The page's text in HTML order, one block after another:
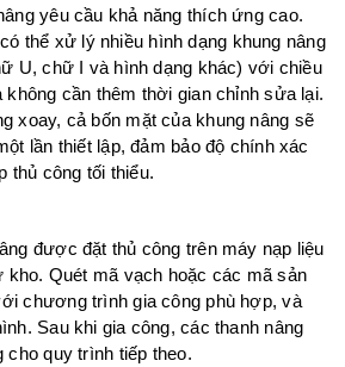
yêu cầu khả năng thích ứng cao.
thể xử lý nhiều hình dạng khung nâng
U, chữ I và hình dạng khác) với chiều
không cần thêm thời gian chỉnh sửa lại.
xoay, cả bốn mặt của khung nâng sẽ
lần thiết lập, đảm bảo độ chính xác
thủ công tối thiểu.
được đặt thủ công trên máy nạp liệu
kho. Quét mã vạch hoặc các mã sản
chương trình gia công phù hợp, và
Sau khi gia công, các thanh nâng
quy trình tiếp theo.